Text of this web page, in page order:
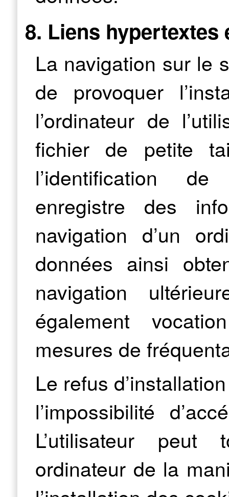
8. Liens hypertextes
La navigation sur le
de provoquer
l’ordinateur de
fichier de petite
l’identification
enregistre des
navigation d’un
données ainsi
navigation
également
mesures de
Le refus
l’impossibilité
L’utilisateur peut
ordinateur de la